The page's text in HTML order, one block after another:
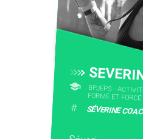
BPJEPS -
FORME ET FORCE
# SÉVERINE